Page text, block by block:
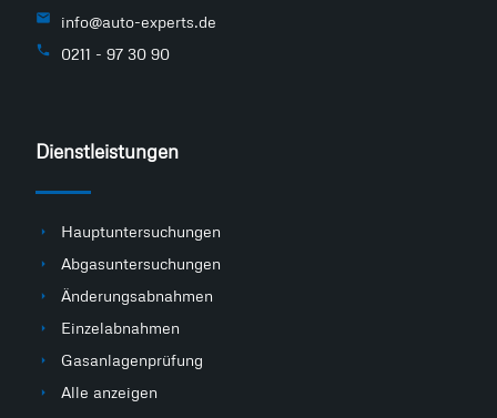
info@auto-experts.de
0211 - 97 30 90
Dienstleistungen
Hauptuntersuchungen
Abgasuntersuchungen
Änderungsabnahmen
Einzelabnahmen
Gasanlagenprüfung
Alle anzeigen